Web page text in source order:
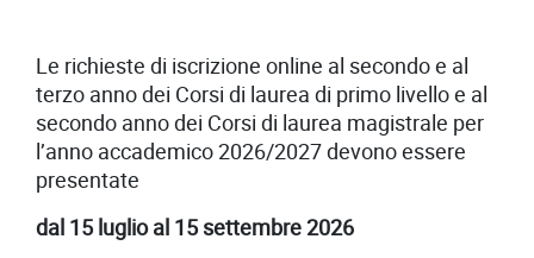
Le richieste di iscrizione online al secondo e al
terzo anno dei Corsi di laurea di primo livello e al
secondo anno dei Corsi di laurea magistrale per
l’anno accademico 2026/2027 devono essere
presentate
dal 15 luglio al 15 settembre 2026